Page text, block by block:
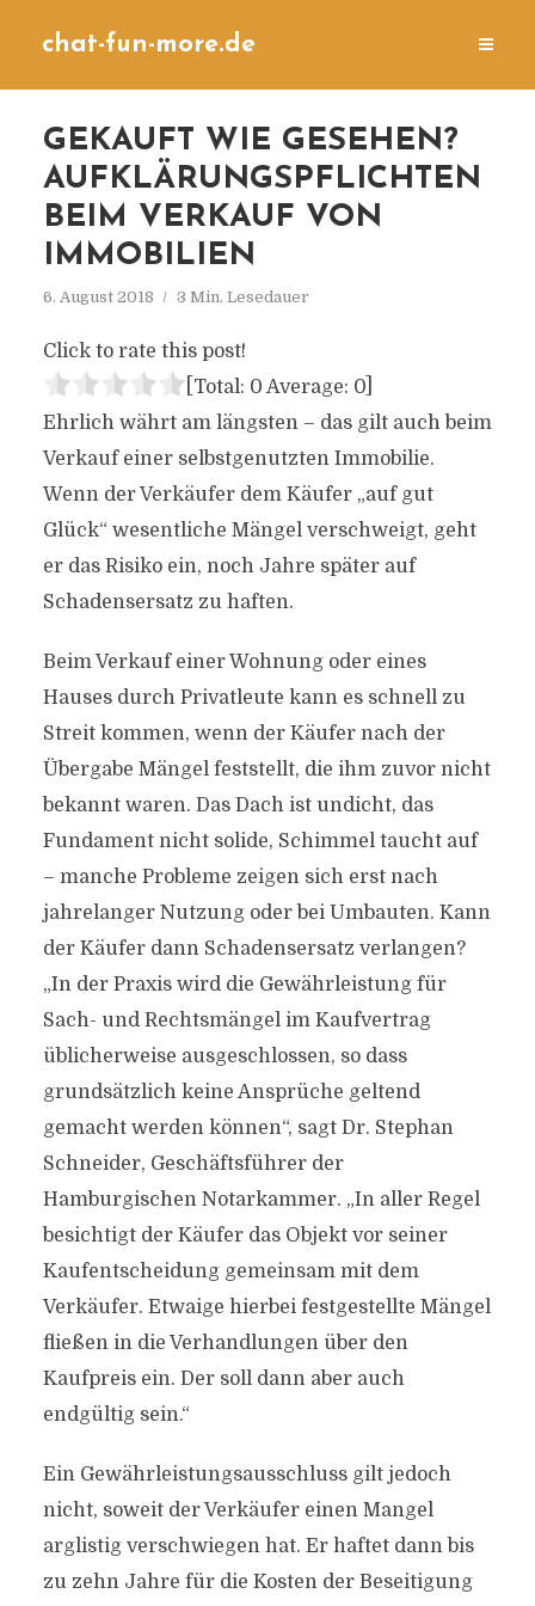
chat-fun-more.de
GEKAUFT WIE GESEHEN?
AUFKLÄRUNGSPFLICHTEN
BEIM VERKAUF VON
IMMOBILIEN
6. August 2018 3 Min. Lesedauer
Click to rate this post!
[Total: 0 Average: 0]
Ehrlich währt am längsten – das gilt auch beim
Verkauf einer selbstgenutzten Immobilie.
Wenn der Verkäufer dem Käufer „auf gut
Glück“ wesentliche Mängel verschweigt, geht
er das Risiko ein, noch Jahre später auf
Schadensersatz zu haften.
Beim Verkauf einer Wohnung oder eines
Hauses durch Privatleute kann es schnell zu
Streit kommen, wenn der Käufer nach der
Übergabe Mängel feststellt, die ihm zuvor nicht
bekannt waren. Das Dach ist undicht, das
Fundament nicht solide, Schimmel taucht auf
– manche Probleme zeigen sich erst nach
jahrelanger Nutzung oder bei Umbauten. Kann
der Käufer dann Schadensersatz verlangen?
„In der Praxis wird die Gewährleistung für
Sach- und Rechtsmängel im Kaufvertrag
üblicherweise ausgeschlossen, so dass
grundsätzlich keine Ansprüche geltend
gemacht werden können“, sagt Dr. Stephan
Schneider, Geschäftsführer der
Hamburgischen Notarkammer. „In aller Regel
besichtigt der Käufer das Objekt vor seiner
Kaufentscheidung gemeinsam mit dem
Verkäufer. Etwaige hierbei festgestellte Mängel
fließen in die Verhandlungen über den
Kaufpreis ein. Der soll dann aber auch
endgültig sein.“
Ein Gewährleistungsausschluss gilt jedoch
nicht, soweit der Verkäufer einen Mangel
arglistig verschwiegen hat. Er haftet dann bis
zu zehn Jahre für die Kosten der Beseitigung